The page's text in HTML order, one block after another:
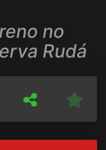
no
Rudá